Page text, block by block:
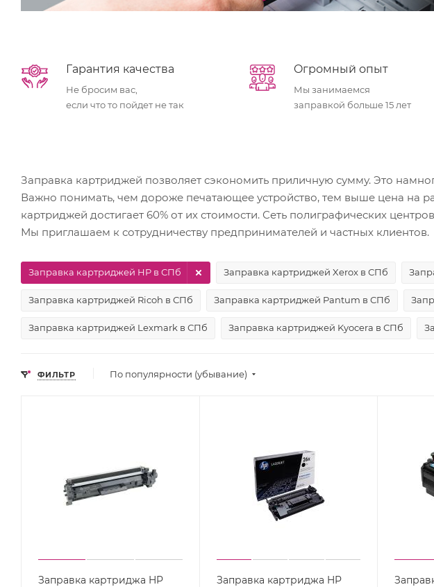
Гарантия качества
Не бросим вас,
если что то пойдет не так
Oгромный опыт
Мы занимаемся
заправкой больше 15 лет
Заправка картриджей позволяет сэкономить приличную сумму. Это
Важно понимать, чем дороже печатающее устройство, тем выше цена на
картриджей достигает 60% от их стоимости. Сеть полиграфических
Мы приглашаем к сотрудничеству предпринимателей и частных клиентов.
Заправка картриджей Xerox в СПб
Заправка картриджей Ricoh в СПб Заправка картриджей Pantum в СПб
Заправка картриджей Lexmark в СПб Заправка картриджей Kyocera в СПб
Заправка картриджей HP в СПб
ФИЛЬТР По популярности (убывание)
Заправка картриджа HP
Заправка картриджа HP